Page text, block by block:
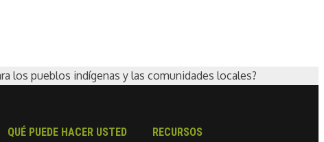
los pueblos indígenas y las comunidades locales?
QUÉ PUEDE HACER USTED RECURSOS